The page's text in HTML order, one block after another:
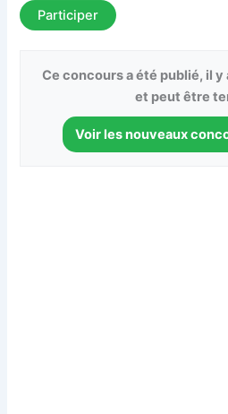
Participer
Ce concours a été publié, il
et peut être
Voir les nouveaux